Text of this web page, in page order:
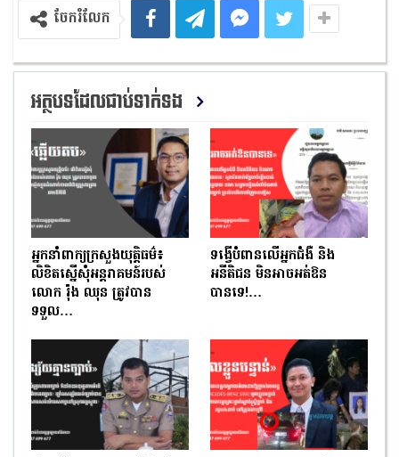
ចែករំលែក
អត្ថបទដែលជាប់ទាក់ទង
អ្នកនាំពាក្យក្រសួងយុត្តិធម៌៖
លិខិតស្នើសុំអន្តរាគមន៍របស់
លោក រ៉ុង ឈុន ត្រូវបាន
ទទួល…
ទង្វើបំពានលើអ្នកជំងឺ និង
អនីតិជន មិនអាចអត់ឱន
បានទេ!…